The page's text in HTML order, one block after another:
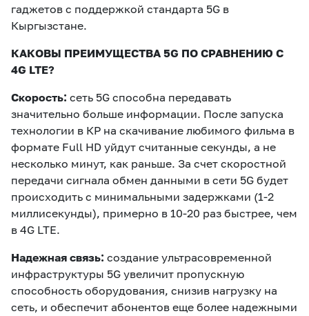
гаджетов с поддержкой стандарта 5G в
Кыргызстане.
КАКОВЫ ПРЕИМУЩЕСТВА 5G ПО СРАВНЕНИЮ С
4G LTE?
Скорость: сеть 5G способна передавать
значительно больше информации. После запуска
технологии в КР на скачивание любимого фильма в
формате Full HD уйдут считанные секунды, а не
несколько минут, как раньше. За счет скоростной
передачи сигнала обмен данными в сети 5G будет
происходить с минимальными задержками (1-2
миллисекунды), примерно в 10-20 раз быстрее, чем
в 4G LTE.
Надежная связь: создание ультрасовременной
инфраструктуры 5G увеличит пропускную
способность оборудования, снизив нагрузку на
сеть, и обеспечит абонентов еще более надежными